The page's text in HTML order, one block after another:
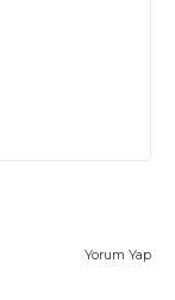
Yorum Yap